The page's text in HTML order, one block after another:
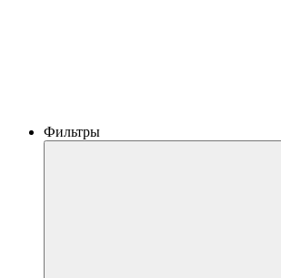
Фильтры